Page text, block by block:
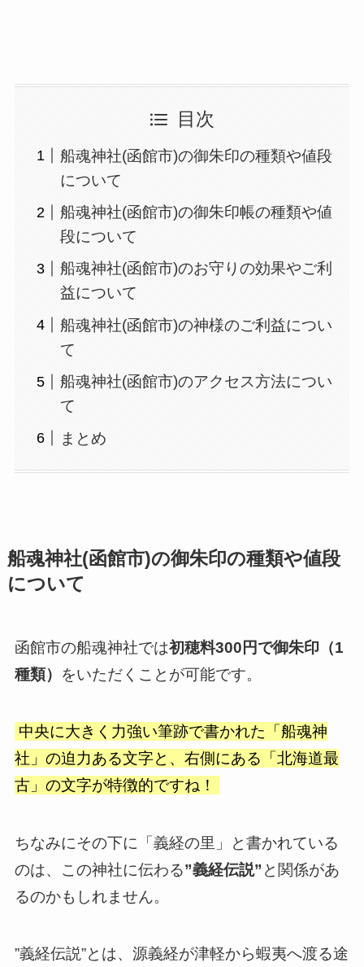
目次
船魂神社(函館市)の御朱印の種類や値段
について
船魂神社(函館市)の御朱印帳の種類や値
段について
船魂神社(函館市)のお守りの効果やご利
益について
船魂神社(函館市)の神様のご利益につい
て
船魂神社(函館市)のアクセス方法につい
て
まとめ
船魂神社(函館市)の御朱印の種類や値段
について
函館市の船魂神社では初穂料300円で御朱印（1
種類） をいただくことが可能です。
中央に大きく力強い筆跡で書かれた「船魂神
社」の迫力ある文字と、右側にある「北海道最
古」の文字が特徴的ですね！
ちなみにその下に「義経の里」と書かれている
のは、この神社に伝わる”義経伝説” と関係があ
るのかもしれません。
”義経伝説”とは、源義経が津軽から蝦夷へ渡る途